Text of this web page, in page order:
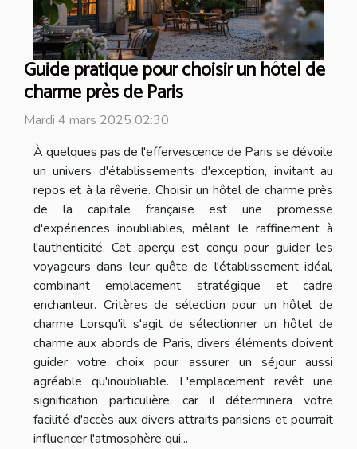
Guide pratique pour choisir un hôtel de
charme près de Paris
Mardi 4 mars 2025 02:30
À quelques pas de l'effervescence de Paris se dévoile
un univers d'établissements d'exception, invitant au
repos et à la rêverie. Choisir un hôtel de charme près
de la capitale française est une promesse
d'expériences inoubliables, mêlant le raffinement à
l'authenticité. Cet aperçu est conçu pour guider les
voyageurs dans leur quête de l'établissement idéal,
combinant emplacement stratégique et cadre
enchanteur. Critères de sélection pour un hôtel de
charme Lorsqu'il s'agit de sélectionner un hôtel de
charme aux abords de Paris, divers éléments doivent
guider votre choix pour assurer un séjour aussi
agréable qu'inoubliable. L'emplacement revêt une
signification particulière, car il déterminera votre
facilité d'accès aux divers attraits parisiens et pourrait
influencer l'atmosphère qui...